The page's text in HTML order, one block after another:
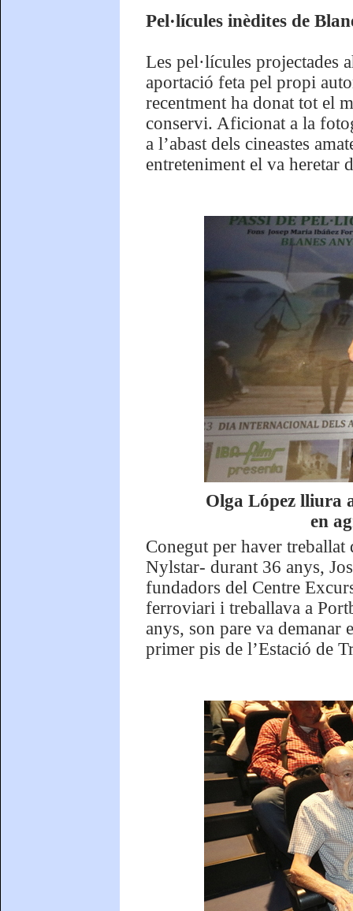
Pel·lícules inèdites de
Les pel·lícules projectades
aportació feta pel propi
recentment ha donat tot el
conservi. Aficionat a la
a l’abast dels cineastes
entreteniment el va heretar
Olga López lliura
en
Conegut per haver treballat
Nylstar- durant 36 anys,
fundadors del Centre
ferroviari i treballava a
anys, son pare va demanar
primer pis de l’Estació de